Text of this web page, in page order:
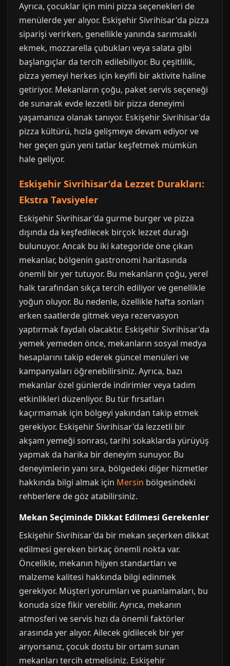
Ayrıca, çocuklar için mini pizza seçenekleri de
menülerde yer alıyor. Eskişehir Sivrihisar'da pizza
siparişi verirken, genellikle yanında sarımsaklı
ekmek, mozzarella çubukları veya salata gibi
başlangıçlar da tercih edilebiliyor. Bu çeşitlilik,
pizza yemeyi herkes için keyifli bir aktivite haline
getiriyor. Mekanların çoğu, paket servis seçeneği
de sunarak evde lezzetli bir pizza deneyimi
yaşamanıza olanak tanıyor. Eskişehir Sivrihisar'da
pizza kültürü, hızla gelişmeye devam ediyor ve
her geçen gün yeni tatlar keşfetmek mümkün
hale geliyor.
Eskişehir Sivrihisar'da Lezzet Durakları:
Ekstra Tavsiyeler
Eskişehir Sivrihisar'da gurme burger ve pizza
dışında da keşfedilecek birçok lezzet durağı
bulunuyor. Ancak bu iki kategoride öne çıkan
mekanlar, bölgenin gastronomi haritasında
önemli bir yer tutuyor. Bu mekanların çoğu, yerel
halk tarafından sıkça tercih ediliyor ve genellikle
yoğun oluyor. Bu nedenle, özellikle hafta sonları
erken saatlerde gitmek veya rezervasyon
yaptırmak faydalı olacaktır. Eskişehir Sivrihisar'da
yemek yemeden önce, mekanların sosyal medya
hesaplarını takip ederek güncel menüleri ve
kampanyaları öğrenebilirsiniz. Ayrıca, bazı
mekanlar özel günlerde indirimler veya tadım
etkinlikleri düzenliyor. Bu tür fırsatları
kaçırmamak için bölgeyi yakından takip etmek
gerekiyor. Eskişehir Sivrihisar'da lezzetli bir
akşam yemeği sonrası, tarihi sokaklarda yürüyüş
yapmak da harika bir deneyim sunuyor. Bu
deneyimlerin yanı sıra, bölgedeki diğer hizmetler
hakkında bilgi almak için Mersin bölgesindeki
rehberlere de göz atabilirsiniz.
Mekan Seçiminde Dikkat Edilmesi Gerekenler
Eskişehir Sivrihisar'da bir mekan seçerken dikkat
edilmesi gereken birkaç önemli nokta var.
Öncelikle, mekanın hijyen standartları ve
malzeme kalitesi hakkında bilgi edinmek
gerekiyor. Müşteri yorumları ve puanlamaları, bu
konuda size fikir verebilir. Ayrıca, mekanın
atmosferi ve servis hızı da önemli faktörler
arasında yer alıyor. Ailecek gidilecek bir yer
arıyorsanız, çocuk dostu bir ortam sunan
mekanları tercih etmelisiniz. Eskişehir